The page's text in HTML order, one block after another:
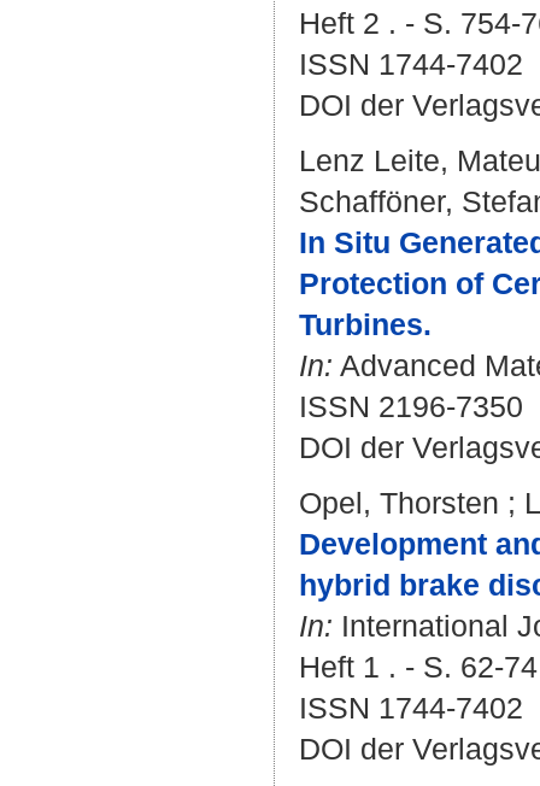
Heft 2 . - S. 754-
ISSN 1744-7402
DOI der
Lenz Leite,
Schafföner,
In Situ
Protection of
Turbines.
In: Advanced
ISSN 2196-7350
DOI der
Opel, Thorsten ;
Development
hybrid brake
In: International
Heft 1 . - S. 62-
ISSN 1744-7402
DOI der